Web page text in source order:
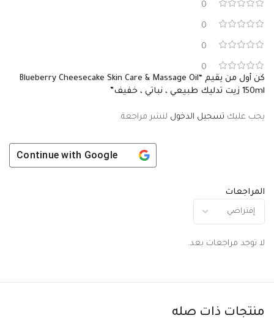
0
0
0
0
المراجعات
لا توجد مراجعات بعد.
كن أول من يقيم “Blueberry Cheesecake Skin Care & Massage Oil
150ml زيت تدليك طبيعي ، نباتي ، خفيف”
يجب عليك تسجيل الدخول لنشر مراجعة.
Continue with Google
منتجات ذات صله